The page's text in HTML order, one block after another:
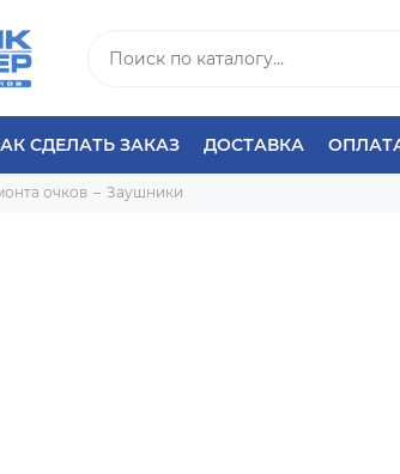
СДЕЛАТЬ ЗАКАЗ ДОСТАВКА
очков Заушники